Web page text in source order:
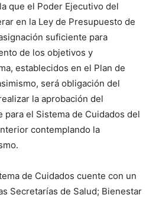
que el Poder Ejecutivo del
en la Ley de Presupuesto de
suficiente para
de los objetivos y
establecidos en el Plan de
será obligación del
la aprobación del
el Sistema de Cuidados del
contemplando la
de Cuidados cuente con un
Secretarías de Salud; Bienestar